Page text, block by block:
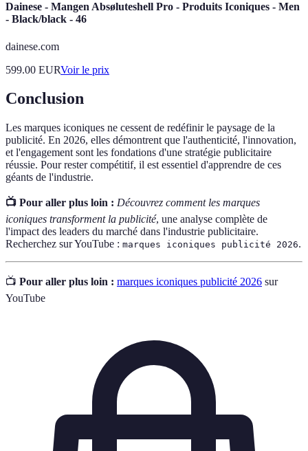
Dainese - Mangen Absøluteshell Pro - Produits Iconiques - Men
- Black/black - 46
dainese.com
599.00 EURVoir le prix
Conclusion
Les marques iconiques ne cessent de redéfinir le paysage de la
publicité. En 2026, elles démontrent que l'authenticité, l'innovation,
et l'engagement sont les fondations d'une stratégie publicitaire
réussie. Pour rester compétitif, il est essentiel d'apprendre de ces
géants de l'industrie.
📺 Pour aller plus loin : Découvrez comment les marques
iconiques transforment la publicité, une analyse complète de
l'impact des leaders du marché dans l'industrie publicitaire.
Recherchez sur YouTube : marques iconiques publicité 2026.
📺 Pour aller plus loin : marques iconiques publicité 2026 sur
YouTube